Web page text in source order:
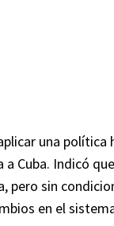
una política
Cuba. Indicó
pero sin
en el